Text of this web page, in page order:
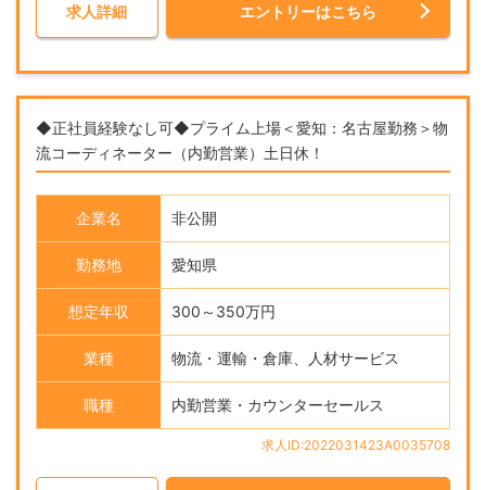
求人詳細 エントリーはこちら
◆正社員経験なし可◆プライム上場＜愛知：名古屋勤務＞物
流コーディネーター（内勤営業）土日休！
企業名 非公開
勤務地 愛知県
想定年収 300～350万円
業種 物流・運輸・倉庫、人材サービス
職種 内勤営業・カウンターセールス
求人ID:2022031423A0035708